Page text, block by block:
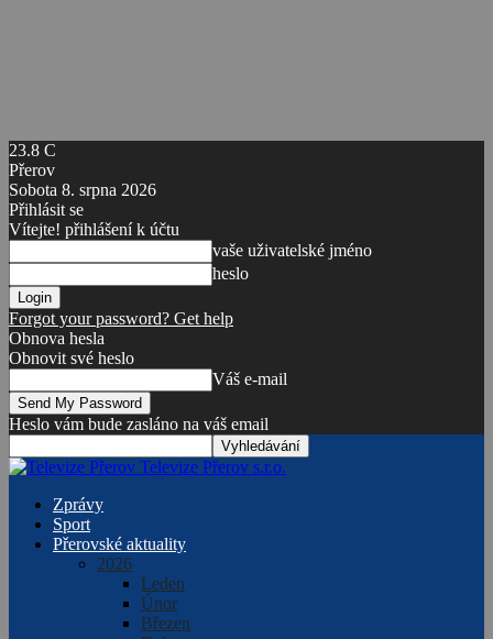
23.8 C
Přerov
Sobota 8. srpna 2026
Přihlásit se
Vítejte! přihlášení k účtu
vaše uživatelské jméno
heslo
Forgot your password? Get help
Obnova hesla
Obnovit své heslo
Váš e-mail
Heslo vám bude zasláno na váš email
Televize Přerov s.r.o.
Zprávy
Sport
Přerovské aktuality
2026
Leden
Únor
Březen